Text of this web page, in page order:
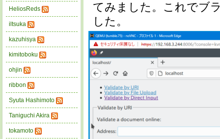
てみました。これでブ
した。
HeliosReds
iltsuka
kazuhisya
kimitoboku
ohjin
ribbon
Syuta Hashimoto
Taniguchi Akira
tokamoto